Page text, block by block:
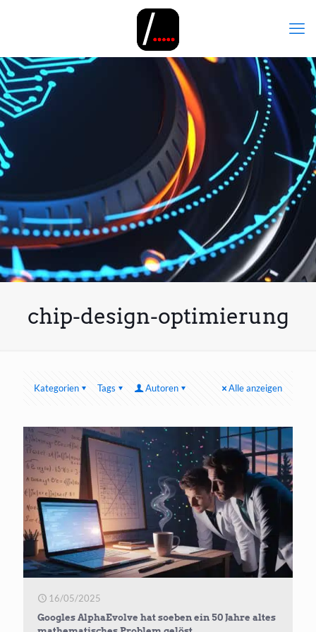
chip-design-optimierung
Kategorien Tags Autoren Alle anzeigen
16/05/2025
Googles AlphaEvolve hat soeben ein 50 Jahre altes